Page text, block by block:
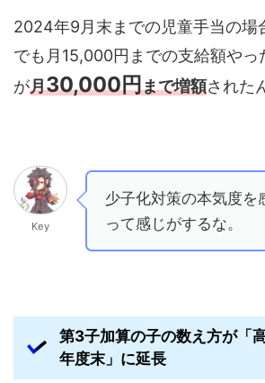
2024年9月末までの児童手当の場
でも月15,000円までの支給額やっ
が月30,000円まで増額された
Key
少子化対策の本気度を
って感じがするな。
第3子加算の子の数え方が「
年度末」に延長